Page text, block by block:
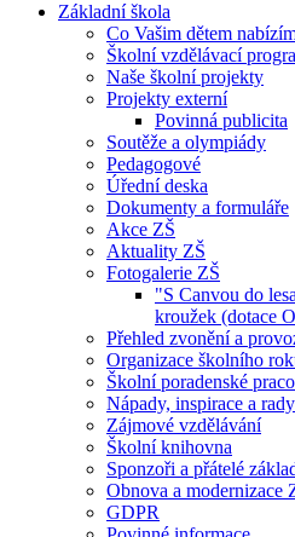
Základní škola
Co Vašim dětem
Školní vzdělávací
Naše školní projekty
Projekty externí
Povinná publicita
Soutěže a olympiády
Pedagogové
Úřední deska
Dokumenty a formuláře
Akce ZŠ
Aktuality ZŠ
Fotogalerie ZŠ
"S Canvou do
kroužek (dotace
Přehled zvonění a
Organizace školního
Školní poradenské
Nápady, inspirace a
Zájmové vzdělávání
Školní knihovna
Sponzoři a přátelé
Obnova a modernizace
GDPR